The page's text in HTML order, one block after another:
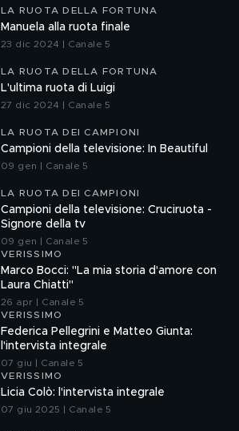
LA RUOTA DELLA FORTUNA
Manuela alla ruota finale
23 dic 2024 | Canale 5
LA RUOTA DELLA FORTUNA
L'ultima ruota di Luigi
27 dic 2024 | Canale 5
LA RUOTA DEI CAMPIONI
Campioni della televisione: In Beautiful
09 gen | Canale 5
LA RUOTA DEI CAMPIONI
Campioni della televisione: Cruciruota -
Signore della tv
09 gen | Canale 5
VERISSIMO
Marco Bocci: "La mia storia d'amore con
Laura Chiatti"
26 apr | Canale 5
VERISSIMO
Federica Pellegrini e Matteo Giunta:
l'intervista integrale
07 giu | Canale 5
VERISSIMO
Licia Colò: l'intervista integrale
07 giu 2025 | Canale 5